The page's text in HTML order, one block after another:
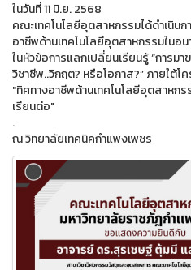
ในวันที่ 11 มิ.ย. 2568
คณะเทคโนโลยีอุตสาหกรรมได้ดำเนิน
อาชีพด้านเทคโนโลยีอุตสาหกรรมในอ
ในหัวข้อการแลกเปลี่ยนเรียนรู้ “การม
วิชาชีพ..วิกฤต? หรือโอกาส?” ภายใต้โ
"ทิศทางอาชีพด้านเทคโนโลยีอุตสาหก
เรียนต่อ"
.
ณ วิทยาลัยเทคนิคกำแพงเพชร